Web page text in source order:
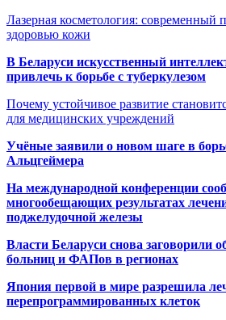
Лазерная косметология: современный
здоровью кожи
В Беларуси искусственный
привлечь к борьбе с туберкулезом
Почему устойчивое развитие
для медицинских учреждений
Учёные заявили о новом шаге в
Альцгеймера
На международной конференции
многообещающих результатах
поджелудочной железы
Власти Беларуси снова заговорили
больниц и ФАПов в регионах
Япония первой в мире разрешила
перепрограммированных клеток